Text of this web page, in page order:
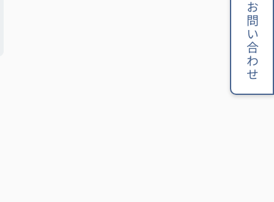
お問い合わせ